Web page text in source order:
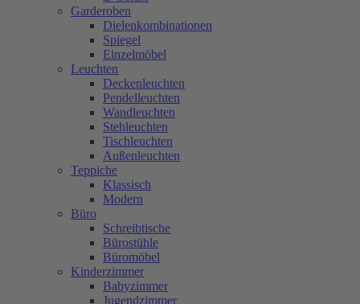
Garderoben
Dielenkombinationen
Spiegel
Einzelmöbel
Leuchten
Deckenleuchten
Pendelleuchten
Wandleuchten
Stehleuchten
Tischleuchten
Außenleuchten
Teppiche
Klassisch
Modern
Büro
Schreibtische
Bürostühle
Büromöbel
Kinderzimmer
Babyzimmer
Jugendzimmer